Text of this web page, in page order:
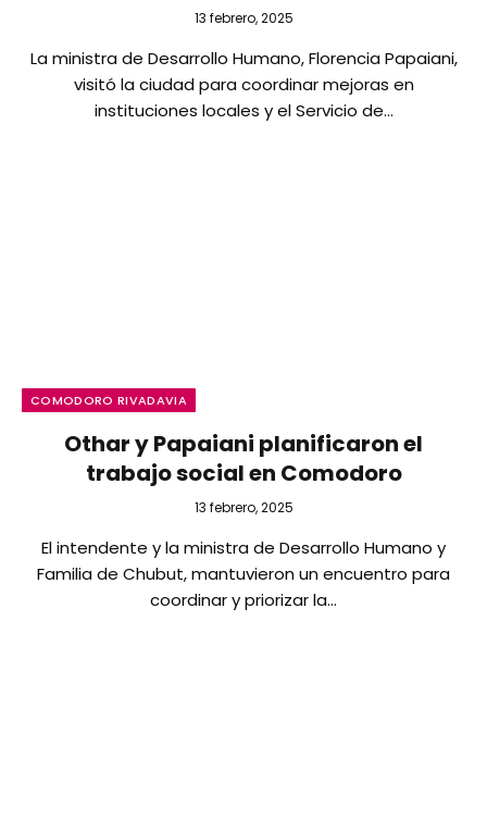
13 febrero, 2025
La ministra de Desarrollo Humano, Florencia Papaiani,
visitó la ciudad para coordinar mejoras en
instituciones locales y el Servicio de…
COMODORO RIVADAVIA
Othar y Papaiani planificaron el
trabajo social en Comodoro
13 febrero, 2025
El intendente y la ministra de Desarrollo Humano y
Familia de Chubut, mantuvieron un encuentro para
coordinar y priorizar la…